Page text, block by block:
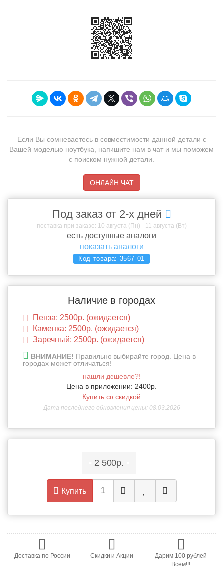
Если Вы сомневаетесь в совместимости данной детали с
Вашей моделью ноутбука, напишите нам в чат и мы поможем
с поиском нужной детали.
ОНЛАЙН ЧАТ
Под заказ от 2-х дней
поставка при заказе: 10 августа (Пн) - 11 августа (Вт)
есть доступные аналоги
показать аналоги
Код товара: 3567-01
Наличие в городах
Пенза: 2500р. (ожидается)
Каменка: 2500р. (ожидается)
Заречный: 2500р. (ожидается)
ВНИМАНИЕ! Правильно выбирайте город. Цена в
городах может отличаться!
нашли дешевле?!
Цена в приложении: 2400р.
Купить со скидкой
Дата последнего обновления цены: 08.03.2026
2 500р.
Купить
Доставка по России Скидки и Акции
Дарим 100 рублей
Всем!!!